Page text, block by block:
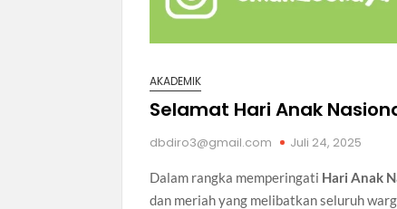
AKADEMIK
Selamat Hari Anak
dbdiro3@gmail.com Juli 24, 2025
Dalam rangka memperingati Hari Anak
dan meriah yang melibatkan seluruh